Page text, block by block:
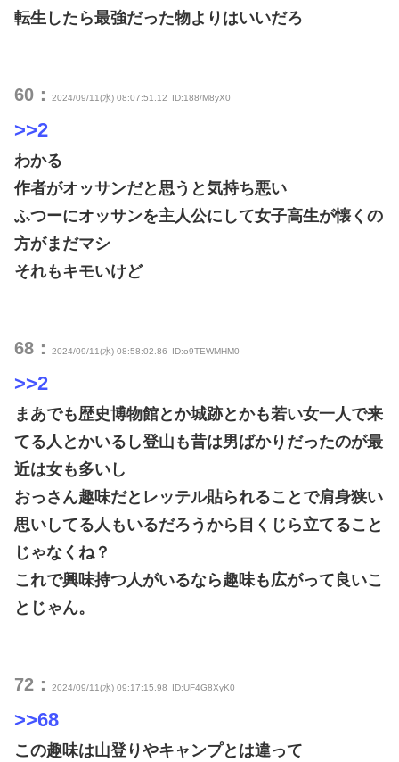
転生したら最強だった物よりはいいだろ
60： 2024/09/11(水) 08:07:51.12 ID:188/M8yX0
>>2
わかる
作者がオッサンだと思うと気持ち悪い
ふつーにオッサンを主人公にして女子高生が懐くの
方がまだマシ
それもキモいけど
68： 2024/09/11(水) 08:58:02.86 ID:o9TEWMHM0
>>2
まあでも歴史博物館とか城跡とかも若い女一人で来
てる人とかいるし登山も昔は男ばかりだったのが最
近は女も多いし
おっさん趣味だとレッテル貼られることで肩身狭い
思いしてる人もいるだろうから目くじら立てること
じゃなくね？
これで興味持つ人がいるなら趣味も広がって良いこ
とじゃん。
72： 2024/09/11(水) 09:17:15.98 ID:UF4G8XyK0
>>68
この趣味は山登りやキャンプとは違って